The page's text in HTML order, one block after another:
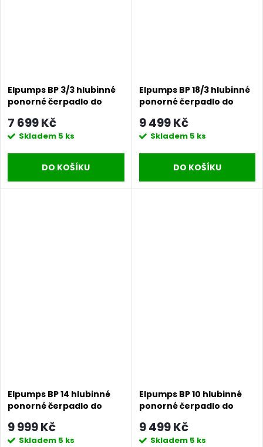
Elpumps BP 3/3 hlubinné
ponorné čerpadlo do
7 699 Kč
Skladem 5 ks
DO KOŠÍKU
Elpumps BP 18/3 hlubinné
ponorné čerpadlo do
9 499 Kč
Skladem 5 ks
DO KOŠÍKU
Elpumps BP 14 hlubinné
ponorné čerpadlo do
9 999 Kč
Skladem 5 ks
Elpumps BP 10 hlubinné
ponorné čerpadlo do
9 499 Kč
Skladem 5 ks